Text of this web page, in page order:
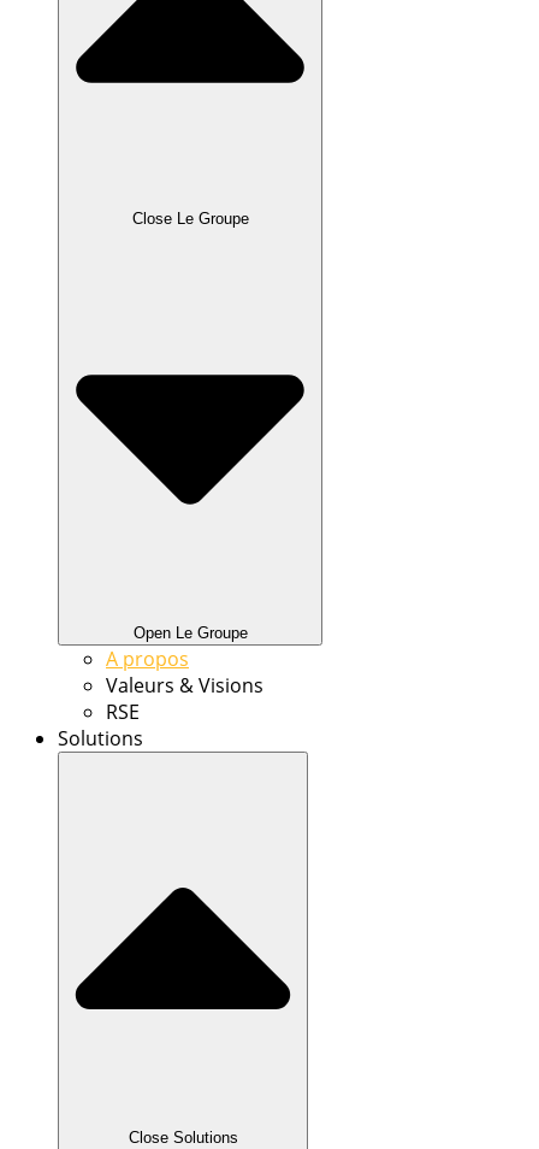
Close Le Groupe
Open Le Groupe
A propos
Valeurs & Visions
RSE
Solutions
Close Solutions